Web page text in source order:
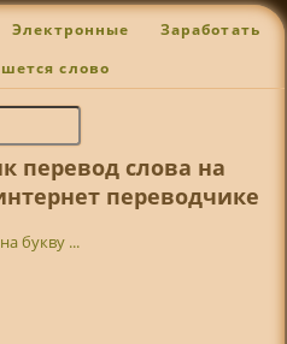
Электронные Заработать
слово
перевод слова на
переводчике
букву ...